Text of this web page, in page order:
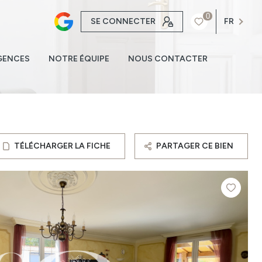
SE CONNECTER
0
FR
NOTRE ÉQUIPE NOUS CONTACTER
TÉLÉCHARGER LA FICHE PARTAGER CE BIEN